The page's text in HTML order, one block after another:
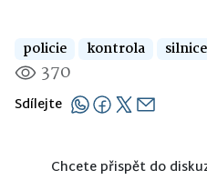
policie kontrola silnice
370
Sdílejte
Chcete přispět do